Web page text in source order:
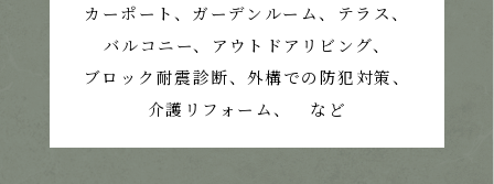
カーポート、ガーデンルーム、テラス、
バルコニー、アウトドアリビング、
ブロック耐震診断、外構での防犯対策、
介護リフォーム、 など